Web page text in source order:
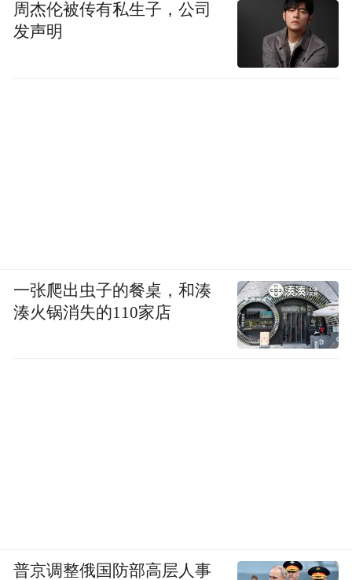
周杰伦被传有私生子，公司
发声明
一张爬出虫子的餐桌，和湊
湊火锅消失的110家店
普京调整俄国防部高层人事